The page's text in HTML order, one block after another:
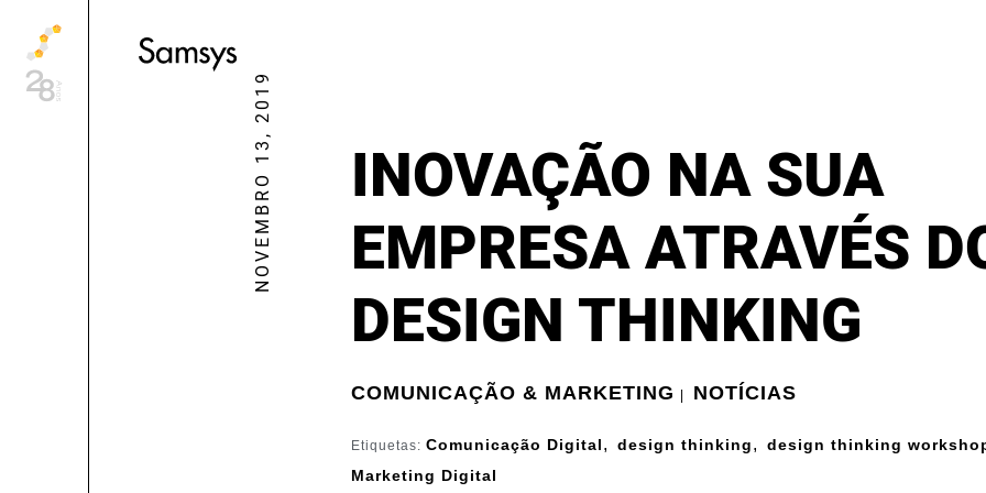
NOVEMBRO 13, 2019
INOVAÇÃO NA SUA
EMPRESA ATRAVÉS
DESIGN THINKING
COMUNICAÇÃO & MARKETING | NOTÍCIAS
Etiquetas:Comunicação Digital, design thinking, design thinking
Marketing Digital